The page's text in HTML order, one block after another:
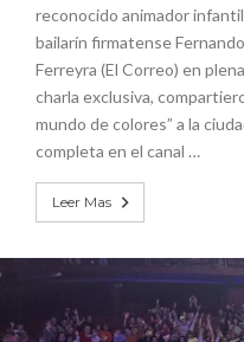
reconocido animador
bailarín firmatense
Ferreyra (El Correo) en
charla exclusiva,
mundo de colores” a la
completa en el canal …
Leer Mas